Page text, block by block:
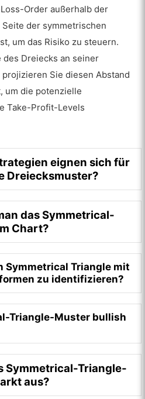
Order außerhalb der
der symmetrischen
um das Risiko zu steuern.
des Dreiecks an seiner
Sie diesen Abstand
um die potenzielle
Take-Profit-Levels
eignen sich für
Dreiecksmuster?
das Symmetrical-
Chart?
Symmetrical Triangle mit
zu identifizieren?
Triangle-Muster bullish
Symmetrical-Triangle-
aus?